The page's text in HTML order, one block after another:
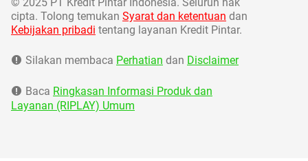
cipta. Tolong temukan Syarat dan ketentuan dan
Kebijakan pribadi tentang layanan Kredit Pintar.
Silakan membaca Perhatian dan Disclaimer
Baca Ringkasan Informasi Produk dan
Layanan (RIPLAY) Umum